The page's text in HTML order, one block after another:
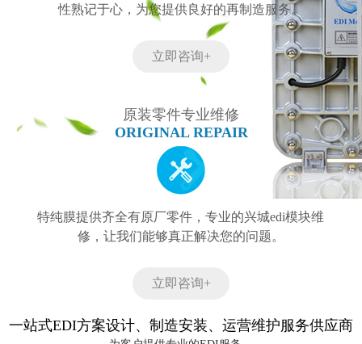
性熟记于心，为您提供良好的再制造服务。
立即咨询+
原装零件专业维修
ORIGINAL REPAIR
特纯膜提供齐全有原厂零件，专业的兴城edi模块维
修，让我们能够真正解决您的问题。
立即咨询+
一站式EDI方案设计、制造安装、运营维护服务供应商